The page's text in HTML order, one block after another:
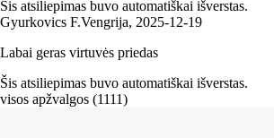
Šis atsiliepimas buvo automatiškai išverstas.
Gyurkovics F.Vengrija, 2025‑12‑19
Labai geras virtuvės priedas
Šis atsiliepimas buvo automatiškai išverstas.
visos apžvalgos (1111)